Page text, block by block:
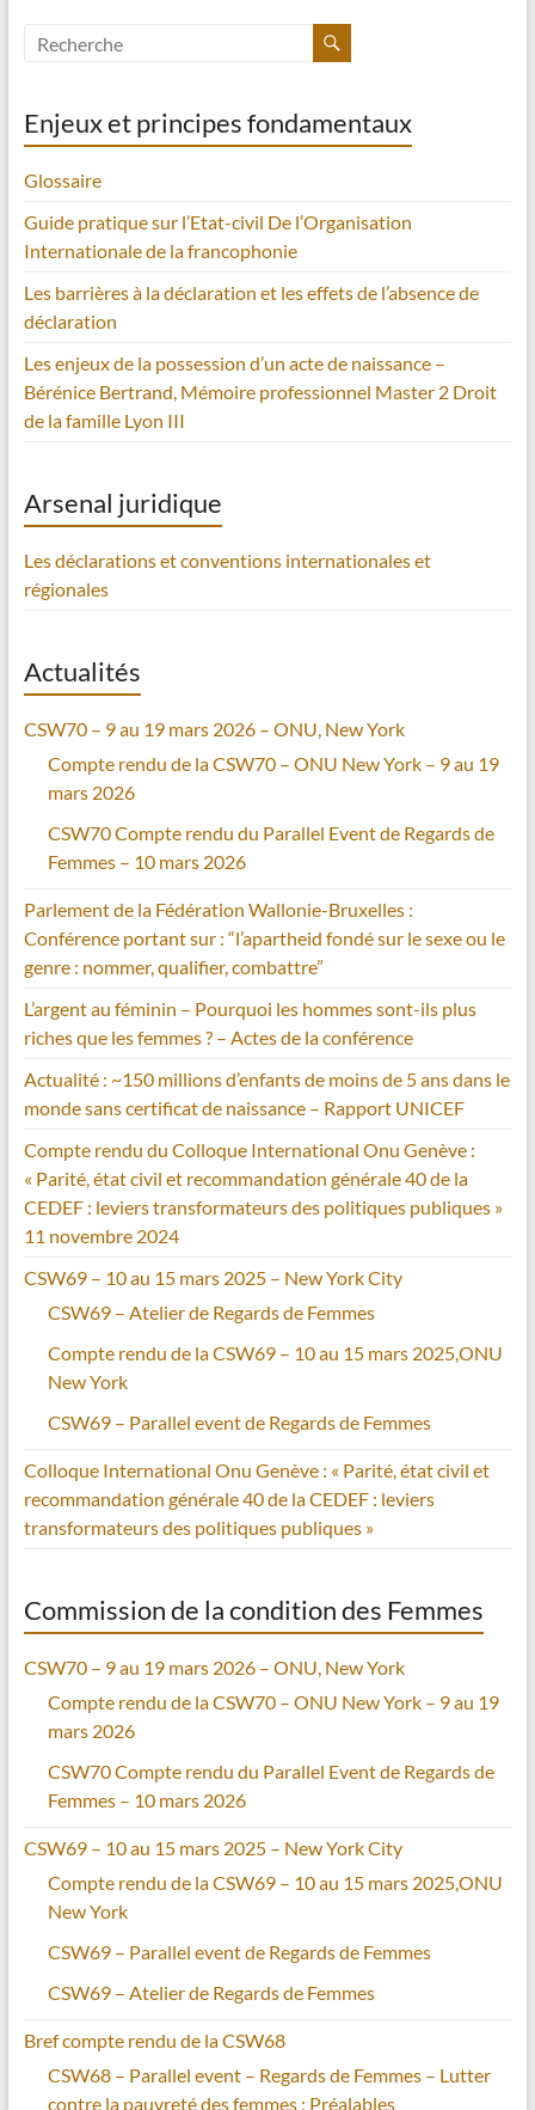
Enjeux et principes fondamentaux
Glossaire
Guide pratique sur l’Etat-civil De l’Organisation
Internationale de la francophonie
Les barrières à la déclaration et les effets de l’absence de
déclaration
Les enjeux de la possession d’un acte de naissance –
Bérénice Bertrand, Mémoire professionnel Master 2 Droit
de la famille Lyon III
Arsenal juridique
Les déclarations et conventions internationales et
régionales
Actualités
CSW70 – 9 au 19 mars 2026 – ONU, New York
Compte rendu de la CSW70 – ONU New York – 9 au 19
mars 2026
CSW70 Compte rendu du Parallel Event de Regards de
Femmes – 10 mars 2026
Parlement de la Fédération Wallonie-Bruxelles :
Conférence portant sur : “l’apartheid fondé sur le sexe ou le
genre : nommer, qualifier, combattre”
L’argent au féminin – Pourquoi les hommes sont-ils plus
riches que les femmes ? – Actes de la conférence
Actualité : ~150 millions d’enfants de moins de 5 ans dans le
monde sans certificat de naissance – Rapport UNICEF
Compte rendu du Colloque International Onu Genève :
« Parité, état civil et recommandation générale 40 de la
CEDEF : leviers transformateurs des politiques publiques »
11 novembre 2024
CSW69 – 10 au 15 mars 2025 – New York City
CSW69 – Atelier de Regards de Femmes
Compte rendu de la CSW69 – 10 au 15 mars 2025,ONU
New York
CSW69 – Parallel event de Regards de Femmes
Colloque International Onu Genève : « Parité, état civil et
recommandation générale 40 de la CEDEF : leviers
transformateurs des politiques publiques »
Commission de la condition des Femmes
CSW70 – 9 au 19 mars 2026 – ONU, New York
Compte rendu de la CSW70 – ONU New York – 9 au 19
mars 2026
CSW70 Compte rendu du Parallel Event de Regards de
Femmes – 10 mars 2026
CSW69 – 10 au 15 mars 2025 – New York City
Compte rendu de la CSW69 – 10 au 15 mars 2025,ONU
New York
CSW69 – Parallel event de Regards de Femmes
CSW69 – Atelier de Regards de Femmes
Bref compte rendu de la CSW68
CSW68 – Parallel event – Regards de Femmes – Lutter
contre la pauvreté des femmes : Préalables